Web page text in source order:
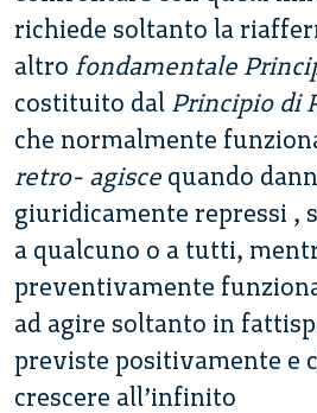
richiede soltanto la
altro fondamentale
costituito dal Principio di
che normalmente
retro- agisce quando
giuridicamente repressi ,
a qualcuno o a tutti,
preventivamente
ad agire soltanto in
previste positivamente e
crescere all’infinito